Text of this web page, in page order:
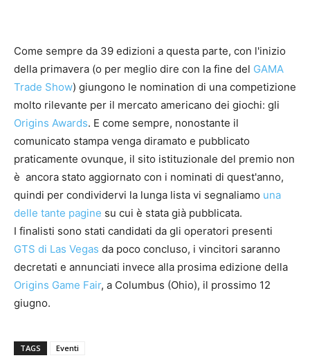
Come sempre da 39 edizioni a questa parte, con l'inizio
della primavera (o per meglio dire con la fine del GAMA
Trade Show) giungono le nomination di una competizione
molto rilevante per il mercato americano dei giochi: gli
Origins Awards. E come sempre, nonostante il
comunicato stampa venga diramato e pubblicato
praticamente ovunque, il sito istituzionale del premio non
è ancora stato aggiornato con i nominati di quest'anno,
quindi per condividervi la lunga lista vi segnaliamo una
delle tante pagine su cui è stata già pubblicata.
I finalisti sono stati candidati da gli operatori presenti
GTS di Las Vegas da poco concluso, i vincitori saranno
decretati e annunciati invece alla prosima edizione della
Origins Game Fair, a Columbus (Ohio), il prossimo 12
giugno.
TAGS Eventi